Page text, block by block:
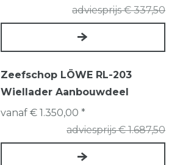
adviesprijs € 337,50
Zeefschop LÖWE RL-203
Wiellader Aanbouwdeel
adviesprijs € 1.687,50
vanaf € 1.350,00 *